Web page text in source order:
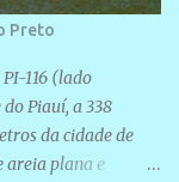
Preto
116 (lado
Piauí, a 338
da cidade de
areia plana e